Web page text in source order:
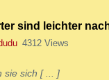
sind leichter
4312 Views
sie sich [ ... ]